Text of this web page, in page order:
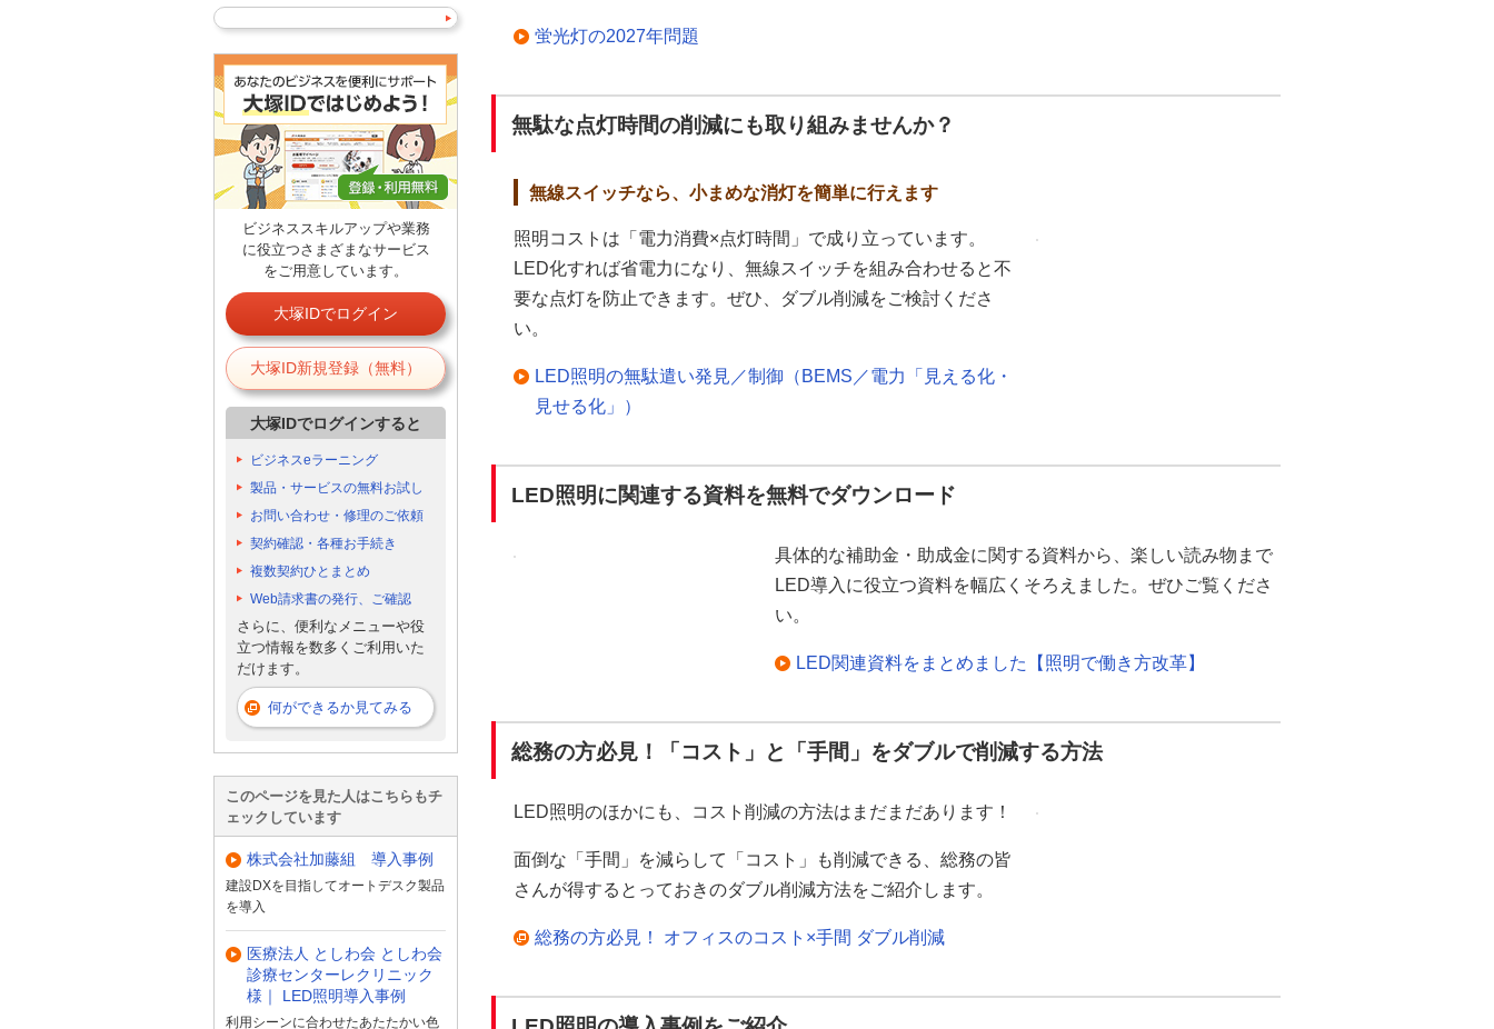
蛍光灯の2027年問題
無駄な点灯時間の削減にも取り組みませんか？
無線スイッチなら、小まめな消灯を簡単に行えます
照明コストは「電力消費×点灯時間」で成り立っています。
LED化すれば省電力になり、無線スイッチを組み合わせると不
要な点灯を防止できます。ぜひ、ダブル削減をご検討くださ
い。
LED照明の無駄遣い発見／制御（BEMS／電力「見える化・
見せる化」）
LED照明に関連する資料を無料でダウンロード
具体的な補助金・助成金に関する資料から、楽しい読み物まで
LED導入に役立つ資料を幅広くそろえました。ぜひご覧くださ
い。
LED関連資料をまとめました【照明で働き方改革】
総務の方必見！「コスト」と「手間」をダブルで削減する方法
LED照明のほかにも、コスト削減の方法はまだまだあります！
面倒な「手間」を減らして「コスト」も削減できる、総務の皆
さんが得するとっておきのダブル削減方法をご紹介します。
総務の方必見！ オフィスのコスト×手間 ダブル削減
ビジネススキルアップや業務
に役立つさまざまなサービス
をご用意しています。
大塚IDでログイン
大塚ID新規登録（無料）
大塚IDでログインすると
ビジネスeラーニング
製品・サービスの無料お試し
お問い合わせ・修理のご依頼
契約確認・各種お手続き
複数契約ひとまとめ
Web請求書の発行、ご確認
さらに、便利なメニューや役
立つ情報を数多くご利用いた
だけます。
何ができるか見てみる
このページを見た人はこちらもチ
ェックしています
株式会社加藤組 導入事例
建設DXを目指してオートデスク製品
を導入
医療法人 としわ会 としわ会
診療センターレクリニック
様｜ LED照明導入事例
利用シーンに合わせたあたたかい色